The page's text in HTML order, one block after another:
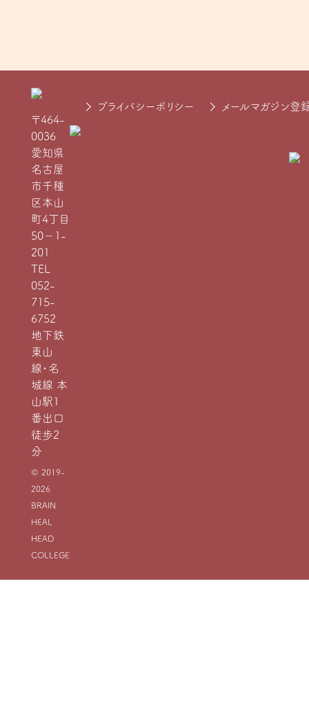
〒464-
0036
愛知県
名古屋
市千種
区本山
町4丁目
50−1-
201
TEL
052-
715-
6752
地下鉄
東山
線・名
城線 本
山駅1
番出口
徒歩2
分
© 2019-
2026
BRAIN
HEAL
HEAD
COLLEGE
プライバシーポリシー メールマガジン登